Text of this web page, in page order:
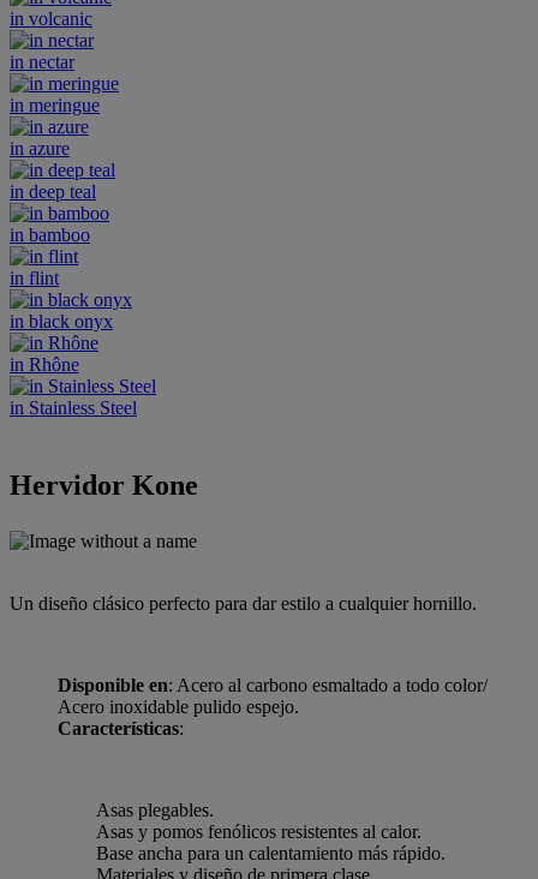
in volcanic
in nectar
in meringue
in azure
in deep teal
in bamboo
in flint
in black onyx
in Rhône
in Stainless Steel
Hervidor Kone
Un diseño clásico perfecto para dar estilo a cualquier hornillo.
Disponible en: Acero al carbono esmaltado a todo color/
Acero inoxidable pulido espejo.
Características:
Asas plegables.
Asas y pomos fenólicos resistentes al calor.
Base ancha para un calentamiento más rápido.